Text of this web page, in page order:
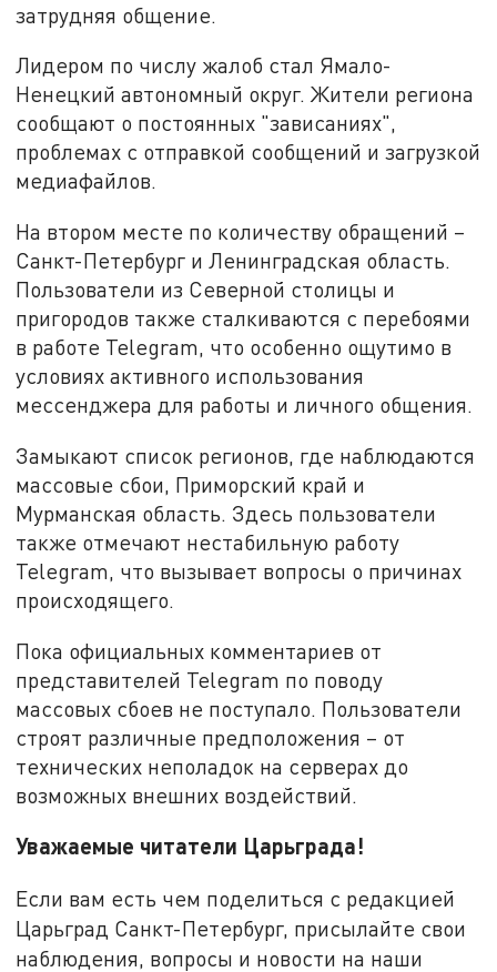
затрудняя общение.
Лидером по числу жалоб стал Ямало-
Ненецкий автономный округ. Жители региона
сообщают о постоянных "зависаниях",
проблемах с отправкой сообщений и загрузкой
медиафайлов.
На втором месте по количеству обращений –
Санкт-Петербург и Ленинградская область.
Пользователи из Северной столицы и
пригородов также сталкиваются с перебоями
в работе Telegram, что особенно ощутимо в
условиях активного использования
мессенджера для работы и личного общения.
Замыкают список регионов, где наблюдаются
массовые сбои, Приморский край и
Мурманская область. Здесь пользователи
также отмечают нестабильную работу
Telegram, что вызывает вопросы о причинах
происходящего.
Пока официальных комментариев от
представителей Telegram по поводу
массовых сбоев не поступало. Пользователи
строят различные предположения – от
технических неполадок на серверах до
возможных внешних воздействий.
Уважаемые читатели Царьграда!
Если вам есть чем поделиться с редакцией
Царьград Санкт-Петербург, присылайте свои
наблюдения, вопросы и новости на наши